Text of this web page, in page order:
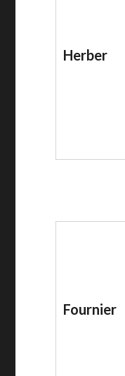
Herber
Fournier